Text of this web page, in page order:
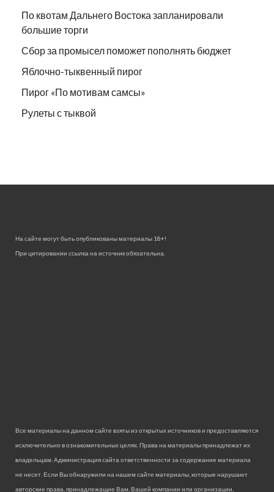
По квотам Дальнего Востока запланировали
большие торги
Сбор за промысел поможет пополнять бюджет
Яблочно-тыквенный пирог
Пирог «По мотивам самсы»
Рулеты с тыквой
На сайте могут быть опубликованы материалы 18+!
При цитировании ссылка на источник обязательна.
Все материалы на данном сайте взяты из открытых источников и предоставляются
исключительно в ознакомительных целях. Права на материалы принадлежат их
владельцам. Администрация сайта ответственности за содержание материала
не несет. Если Вы обнаружили на нашем сайте материалы, которые нарушают
авторские права, принадлежащие Вам, Вашей компании или организации,